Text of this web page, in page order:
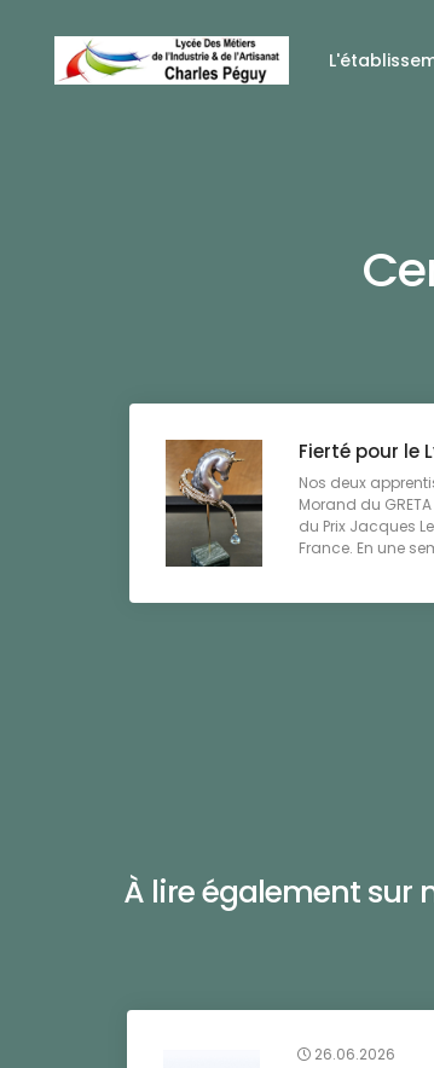
Fierté pour le
Nos deux
Morand du
du Prix Jacques
France. En une
À lire également sur
26.06.2026